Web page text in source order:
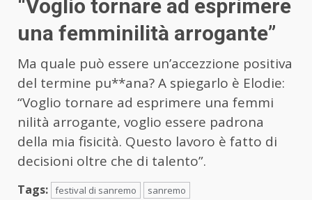
“Voglio tornare ad esprimere
una femminilità arrogante”
Ma quale può essere un’accezzione positiva
del termine pu**ana? A spiegarlo è Elodie:
“Voglio tornare ad esprimere una femmi
nilità arrogante, voglio essere padrona
della mia fisicità. Questo lavoro è fatto di
decisioni oltre che di talento”.
Tags: festival di sanremo sanremo